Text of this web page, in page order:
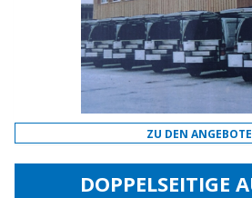
ZU DEN
DOPPELSEITIGE